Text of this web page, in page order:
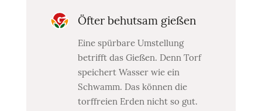
Öfter behutsam gießen
Eine spürbare Umstellung
betrifft das Gießen. Denn Torf
speichert Wasser wie ein
Schwamm. Das können die
torffreien Erden nicht so gut.